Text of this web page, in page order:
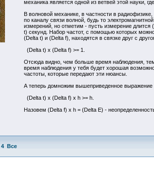
механика является одной из ветвей этой науки,
В волновой механике, в частности в
по каналу связи волной, будь то
измерений, но отметим - пусть измерение длится
t) секунд. Набор частот, с помощью которых
(Delta t) и (Delta f), находятся в связке друг с
(Delta t) x (Delta f) >= 1.
Отсюда видно, чем больше время наблюдения,
время наблюдения у тебя будет хорошая
частоты, которые передают эти нюансы.
А теперь домножим вышеприведенное выражение
(Delta t) x (Delta f) x h >= h.
Назовем (Delta f) x h = (Delta E) -
4 Все